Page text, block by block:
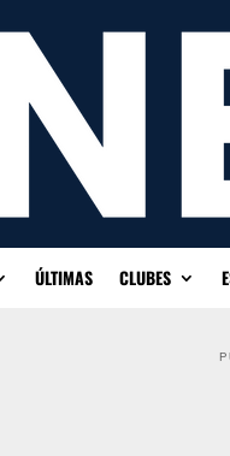
ÚLTIMAS CLUBES